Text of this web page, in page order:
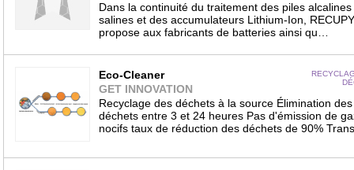
Dans la continuité du traitement des piles alcalines
salines et des accumulateurs Lithium-Ion,
propose aux fabricants de batteries ainsi qu…
Eco-Cleaner
GET INNOVATION
Recyclage des déchets à la source Élimination des
déchets entre 3 et 24 heures Pas d'émission de
nocifs taux de réduction des déchets de 90%